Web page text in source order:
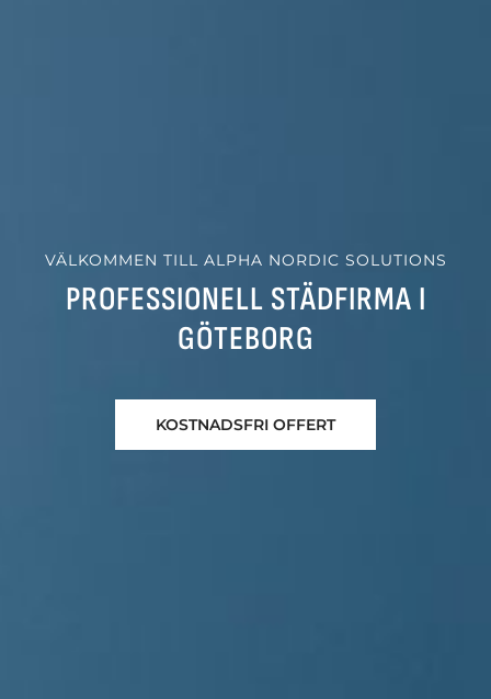
VÄLKOMMEN TILL ALPHA NORDIC SOLUTIONS
PROFESSIONELL STÄDFIRMA I
GÖTEBORG
KOSTNADSFRI OFFERT